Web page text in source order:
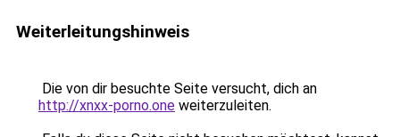
Weiterleitungshinweis
Die von dir besuchte Seite versucht, dich an
http://xnxx-porno.one weiterzuleiten.